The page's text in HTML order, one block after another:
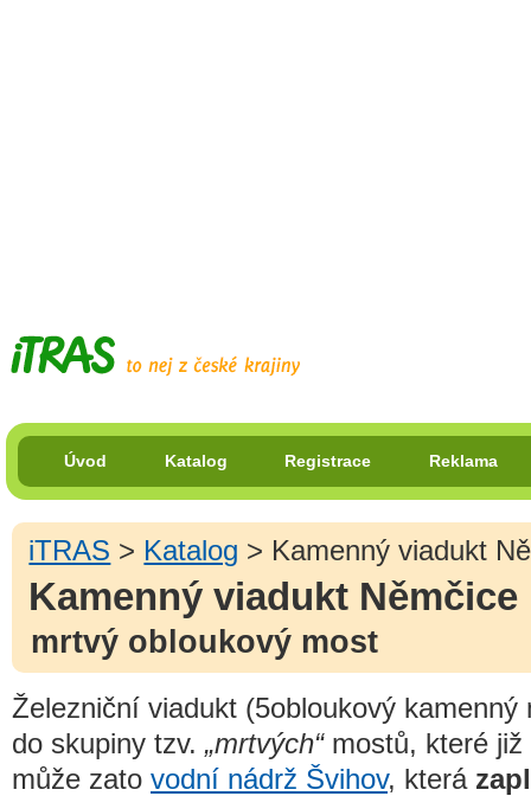
Úvod Katalog Registrace Reklama
iTRAS > Katalog > Kamenný viadukt
Kamenný viadukt Němčice
mrtvý obloukový most
Železniční viadukt (5obloukový
do skupiny tzv. „mrtvých“mostů, které již
může zato vodní nádrž Švihov, která